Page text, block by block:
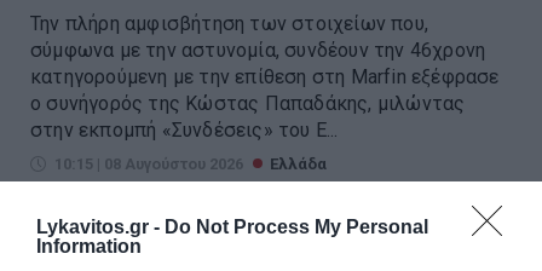
Lykavitos.gr - Do Not Process My Personal
Information
Την πλήρη αμφισβήτηση των στοιχείων που,
σύμφωνα με την αστυνομία, συνδέουν την 46χρονη
κατηγορούμενη με την επίθεση στη Marfin εξέφρασε
ο συνήγορός της Κώστας Παπαδάκης, μιλώντας
στην εκπομπή «Συνδέσεις» του Ε...
10:15 | 08 Αυγούστου 2026 Ελλάδα